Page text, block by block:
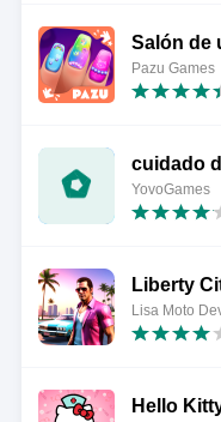
Salón de
Pazu Games
cuidado
YovoGames
Liberty
Lisa Moto
Hello